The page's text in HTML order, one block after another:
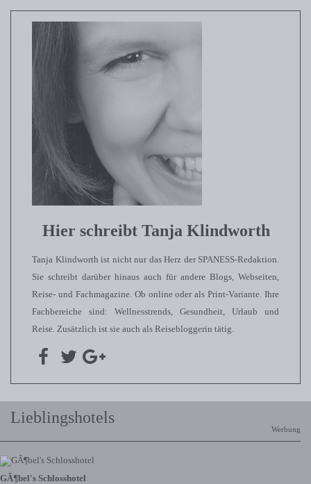
Hier schreibt Tanja Klindworth
Tanja Klindworth ist nicht nur das Herz der SPANESS-Redaktion.
Sie schreibt darüber hinaus auch für andere Blogs, Webseiten,
Reise- und Fachmagazine. Ob online oder als Print-Variante. Ihre
Fachbereiche sind: Wellnesstrends, Gesundheit, Urlaub und
Reise. Zusätzlich ist sie auch als Reisebloggerin tätig.
Werbung
Lieblingshotels
GÃ¶bel's Schlosshotel